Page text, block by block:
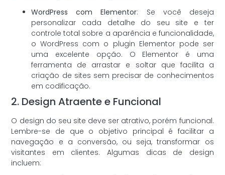
WordPress com Elementor: Se você deseja
personalizar cada detalhe do seu site e ter
controle total sobre a aparência e funcionalidade,
o WordPress com o plugin Elementor pode ser
uma excelente opção. O Elementor é uma
ferramenta de arrastar e soltar que facilita a
criação de sites sem precisar de conhecimentos
em codificação.
2. Design Atraente e Funcional
O design do seu site deve ser atrativo, porém funcional.
Lembre-se de que o objetivo principal é facilitar a
navegação e a conversão, ou seja, transformar os
visitantes em clientes. Algumas dicas de design
incluem: